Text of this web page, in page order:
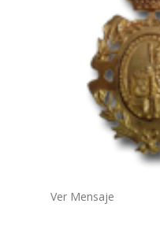
Ver Mensaje